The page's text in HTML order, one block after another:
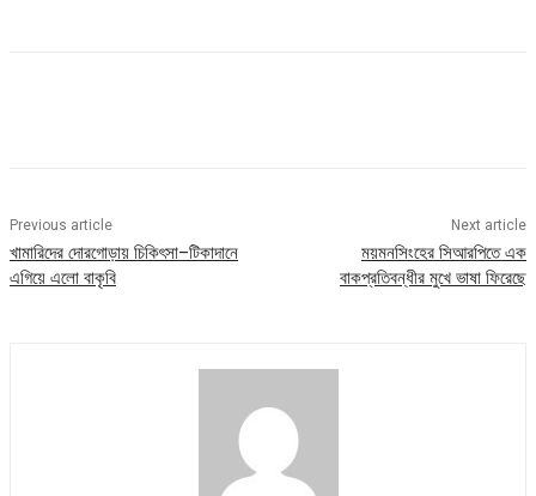
Previous article
খামারিদের দোরগোড়ায় চিকিৎসা–টিকাদানে
এগিয়ে এলো বাকৃবি
Next article
ময়মনসিংহের সিআরপিতে এক
বাকপ্রতিবন্ধীর মুখে ভাষা ফিরেছে